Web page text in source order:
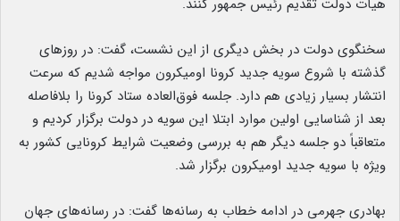
سخنگوی دولت در بخش دیگری از این نشست، گفت: در روزهای
گذشته با شروع سویه جدید کرونا اومیکرون مواجه شدیم که سرعت
انتشار بسیار زیادی هم دارد. جلسه فوق‌العاده ستاد کرونا را بلافاصله
بعد از شناسایی اولین موارد ابتلا این سویه در دولت برگزار کردیم و
متعاقباً دو جلسه دیگر هم به بررسی وضعیت شرایط کرونایی کشور به
ویژه با سویه جدید اومیکرون برگزار شد.
بهادری جهرمی در ادامه خطاب به رسانه‌ها گفت: در رسانه‌های جهان